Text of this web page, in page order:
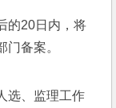
20日内，将
备案。
、监理工作